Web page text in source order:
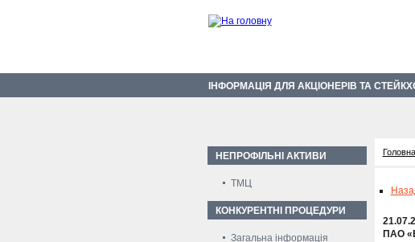
ІНФОРМАЦІЯ ДЛЯ АКЦІОНЕРІВ ТА
НЕПРОФІЛЬНІ АКТИВИ
ТМЦ
КОНКУРЕНТНІ ПРОЦЕДУРИ
Загальна інформація
Головна
ПАО